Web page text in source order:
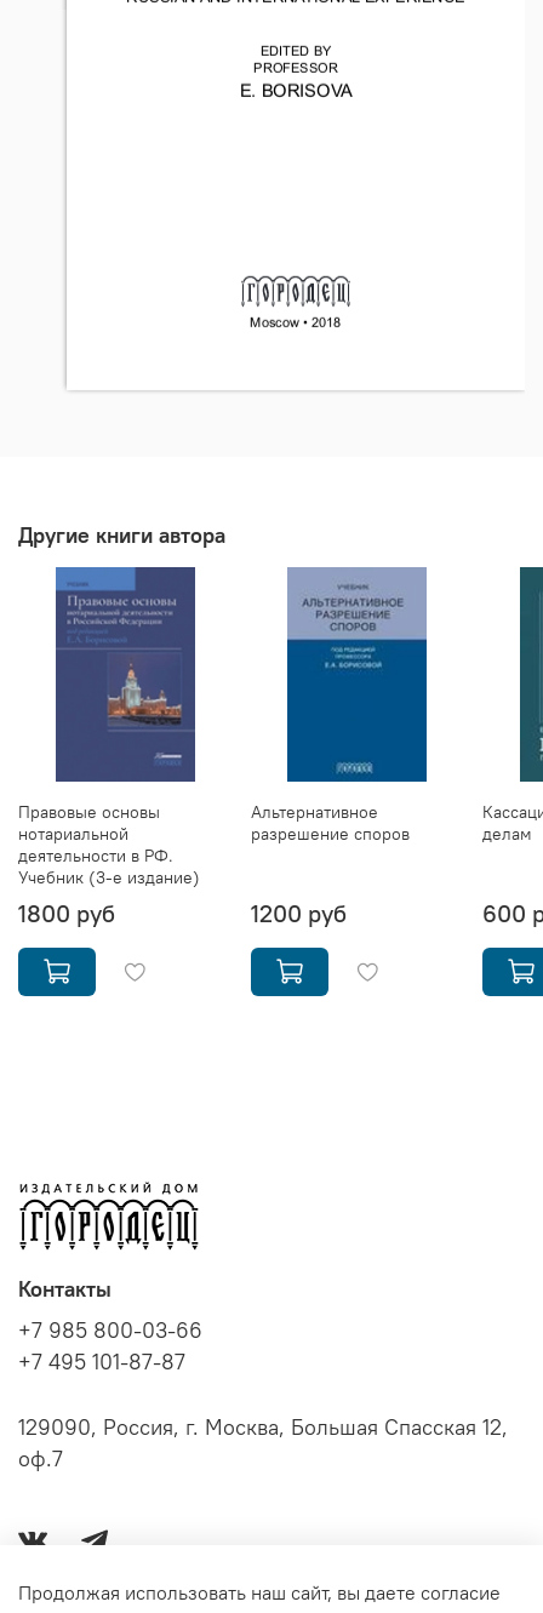
Другие книги автора
Правовые основы
нотариальной
деятельности в РФ.
Учебник (3-е издание)
1800 руб
Альтернативное
разрешение споров
1200 руб
делам
600
Контакты
+7 985 800-03-66
+7 495 101-87-87
129090, Россия, г. Москва, Большая Спасская 12,
оф.7
Продолжая использовать наш сайт, вы даете согласие